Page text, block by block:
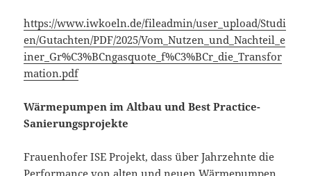
https://www.iwkoeln.de/fileadmin/user_upload/Studi
en/Gutachten/PDF/2025/Vom_Nutzen_und_Nachteil_e
iner_Gr%C3%BCngasquote_f%C3%BCr_die_Transfor
mation.pdf
Wärmepumpen im Altbau und Best Practice-
Sanierungsprojekte
Frauenhofer ISE Projekt, dass über Jahrzehnte die